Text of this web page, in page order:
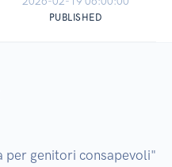
PUBLISHED
per genitori consapevoli"